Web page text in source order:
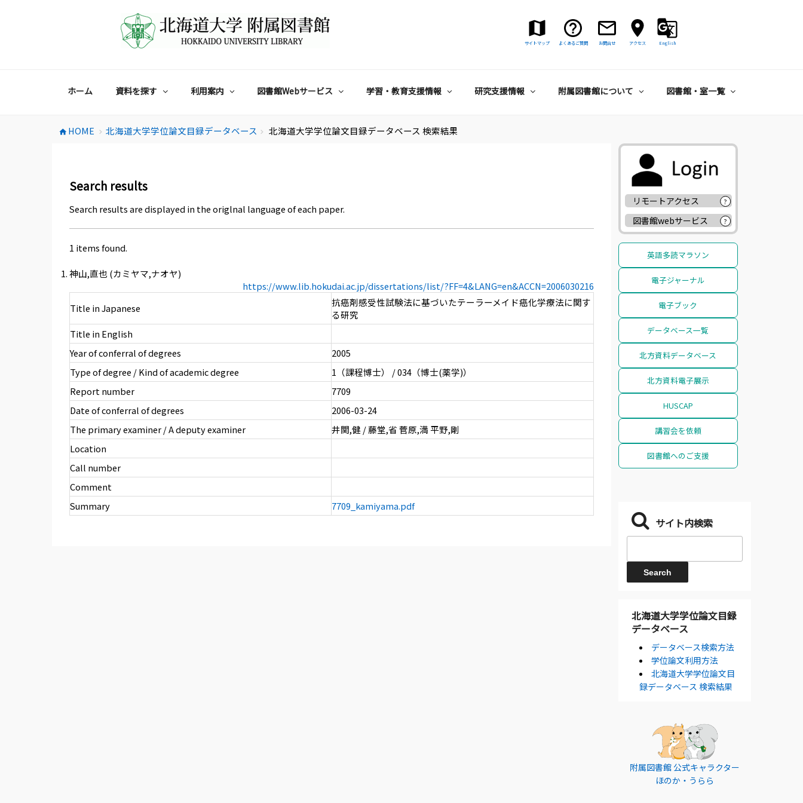
サイトマップ よくあるご質問 お問合せ アクセス English
ホーム 資料を探す 利用案内 図書館Webサービス 学習・教育支援情報 研究支援情報 附属図書館について 図書館・室一覧
home HOME chevron_right 北海道大学学位論文目録データベース chevron_right 北海道大学学位論文目録データベース 検索結果
Search results
Search results are displayed in the origlnal language of each paper.
1 items found.
神山,直也 (カミヤマ,ナオヤ)
https://www.lib.hokudai.ac.jp/dissertations/list/?FF=4&LANG=en&ACCN=2006030216
Title in Japanese
抗癌剤感受性試験法に基づいたテーラーメイド癌化学療法に関す
る研究
Title in English
Year of conferral of degrees
2005
Type of degree / Kind of academic degree
1（課程博士） / 034（博士(薬学)）
Report number
7709
Date of conferral of degrees
2006-03-24
The primary examiner / A deputy examiner
井関,健 / 藤堂,省 菅原,満 平野,剛
Location
Call number
Comment
Summary
7709_kamiyama.pdf
リモートアクセス ?
図書館webサービス ?
英語多読マラソン
電子ジャーナル
電子ブック
データベース一覧
北方資料データベース
北方資料電子展示
HUSCAP
講習会を依頼
図書館へのご支援
サイト内検索
北海道大学学位論文目録
データベース
データベース検索方法
学位論文利用方法
北海道大学学位論文目
録データベース 検索結果
附属図書館 公式キャラクター
ほのか・うらら